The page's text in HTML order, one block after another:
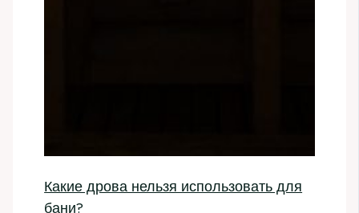
Какие дрова нельзя использовать для
бани?